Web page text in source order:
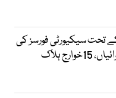
ردالفتنہ 3 کے تحت سیکیورٹی فورسز کی
ہلاک